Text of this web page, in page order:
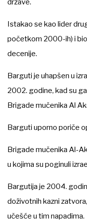
države.
Istakao se kao lider
početkom 2000-ih) i
decenije.
Barguti je uhapšen u
2002. godine, kad su
Brigade mučenika Al
Barguti uporno poriče
Brigade mučenika Al-
u kojima su poginuli
Bargutija je 2004.
doživotnih kazni
učešće u tim napadima.